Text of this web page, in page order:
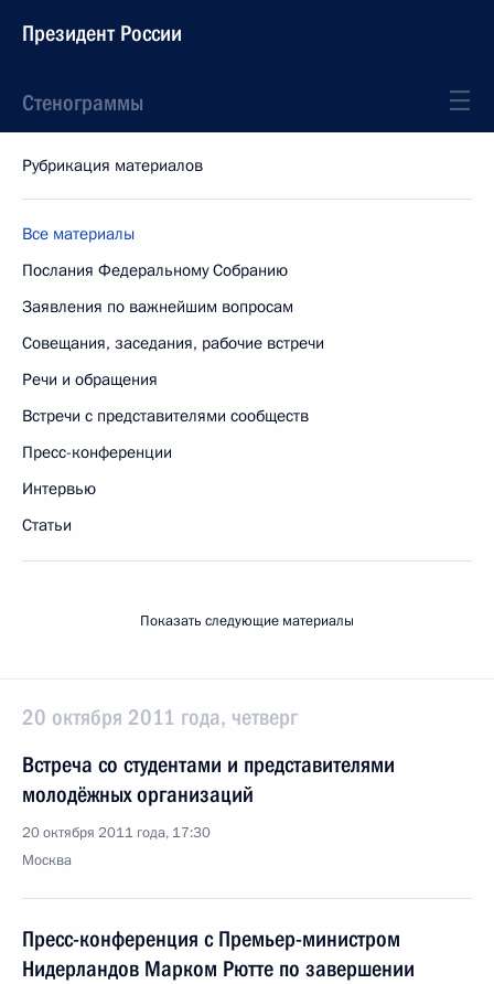
Президент России
Стенограммы
Рубрикация материалов
Все материалы
Послания Федеральному Собранию
Заявления по важнейшим вопросам
Совещания, заседания, рабочие встречи
Речи и обращения
Встречи с представителями сообществ
Пресс-конференции
Интервью
Статьи
Показать следующие материалы
20 октября 2011 года, четверг
Встреча со студентами и представителями
молодёжных организаций
20 октября 2011 года, 17:30
Москва
Пресс-конференция с Премьер-министром
Нидерландов Марком Рютте по завершении